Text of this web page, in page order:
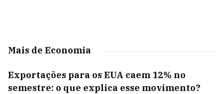
Mais de Economia
Exportações para os EUA caem 12% no
semestre: o que explica esse movimento?